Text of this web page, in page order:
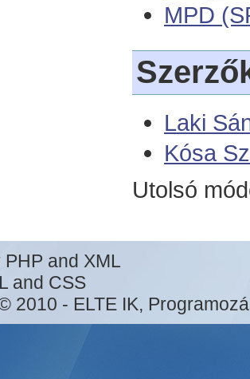
MPD
Laki
Kósa
Utolsó
and XML
and CSS
2010 - ELTE IK,